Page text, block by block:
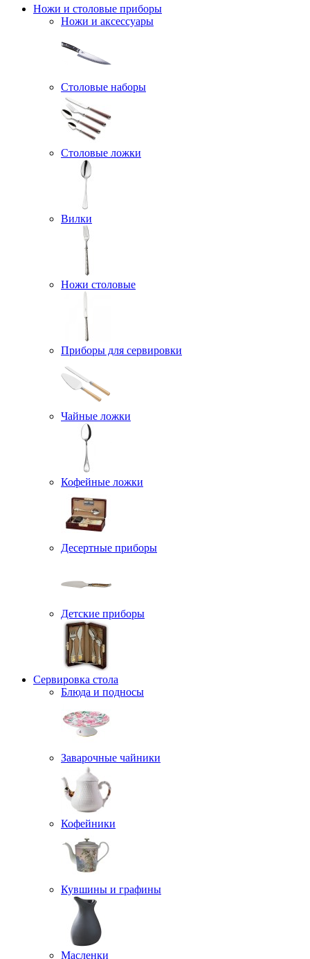
Ножи и столовые приборы
Ножи и аксессуары
Столовые наборы
Столовые ложки
Вилки
Ножи столовые
Приборы для сервировки
Чайные ложки
Кофейные ложки
Десертные приборы
Детские приборы
Сервировка стола
Блюда и подносы
Заварочные чайники
Кофейники
Кувшины и графины
Масленки